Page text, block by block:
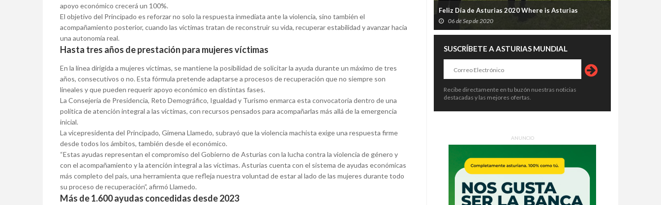
apoyo económico crecerá un 100%.
El objetivo del Principado es reforzar no solo la respuesta inmediata ante la violencia, sino también el
acompañamiento posterior, cuando las víctimas tratan de reconstruir su vida, recuperar estabilidad y avanzar hacia
una autonomía real.
Hasta tres años de prestación para mujeres víctimas
En la línea dirigida a mujeres víctimas, se mantiene la posibilidad de solicitar la ayuda durante un máximo de tres
años, consecutivos o no. Esta fórmula pretende adaptarse a procesos de recuperación que no siempre son
lineales y que pueden requerir apoyo económico en distintas fases.
La Consejería de Presidencia, Reto Demográfico, Igualdad y Turismo enmarca esta convocatoria dentro de una
política de atención integral a las víctimas, con recursos pensados para acompañarlas más allá de la emergencia
inicial.
La vicepresidenta del Principado, Gimena Llamedo, subrayó que la violencia machista exige una respuesta firme
desde todos los ámbitos, también desde el económico.
“Estas ayudas representan el compromiso del Gobierno de Asturias con la lucha contra la violencia de género y
con el acompañamiento y la atención integral a las víctimas. Asturias cuenta con el sistema de ayudas económicas
más completo del país, una herramienta que refleja nuestra voluntad de estar al lado de las mujeres durante todo
su proceso de recuperación”, afirmó Llamedo.
Más de 1.600 ayudas concedidas desde 2023
Feliz Día de Asturias 2020 Where is Asturias
06 de Sep de 2020
SUSCRÍBETE A ASTURIAS MUNDIAL
Recibe directamente en tu buzón nuestras noticias
destacadas y las mejores ofertas.
ANUNCIO